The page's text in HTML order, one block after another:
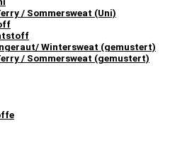
/ Sommersweat (Uni)
Wintersweat (gemustert)
/ Sommersweat (gemustert)